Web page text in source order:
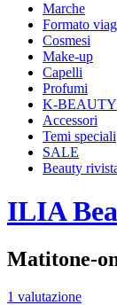
Marche
Formato
Cosmesi
Make-up
Capelli
Profumi
K-BEAUTY
Accessori
Temi speciali
SALE
Beauty
ILIA
Matitone-
1 valutazione